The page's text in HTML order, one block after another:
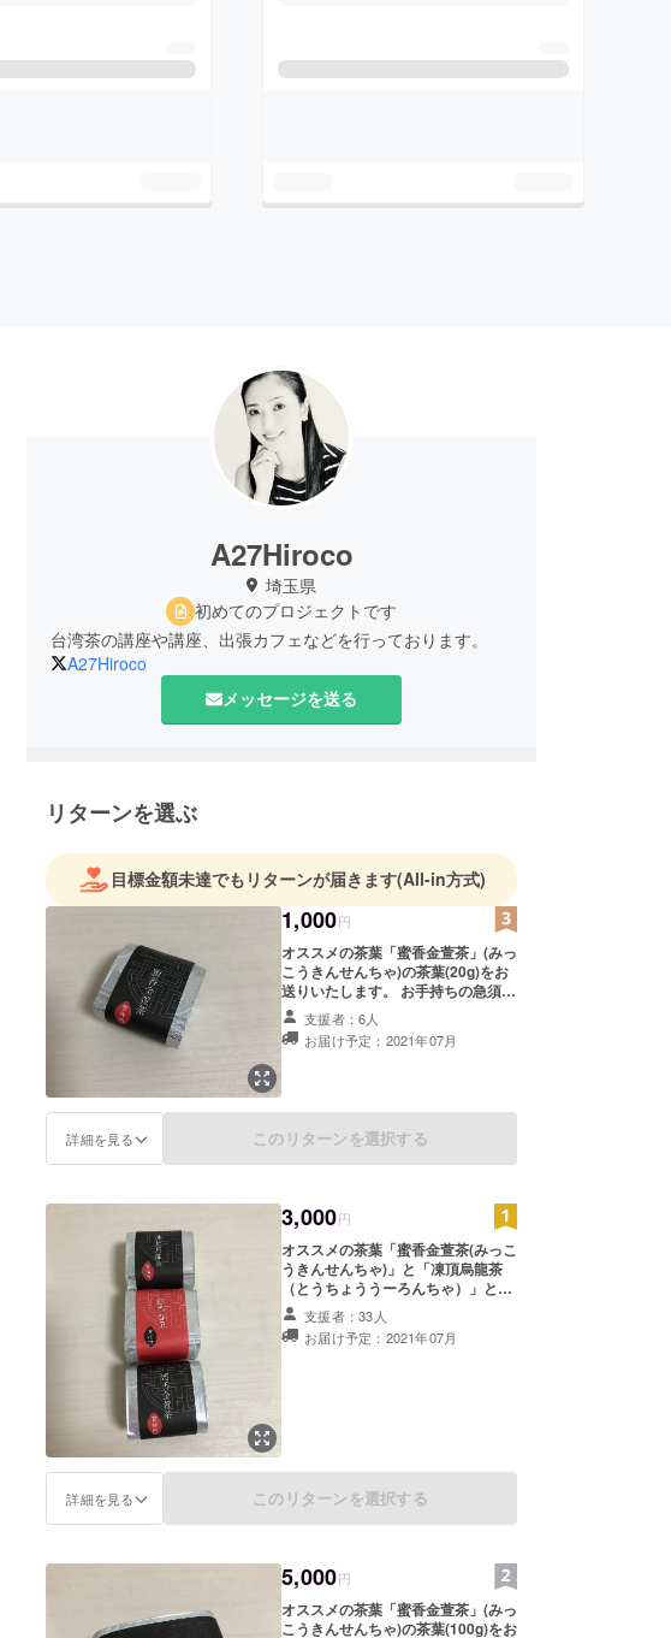
A27Hiroco
埼玉県
初めてのプロジェクトです
台湾茶の講座や講座、出張カフェなどを行っております。
A27Hiroco
メッセージを送る
リターンを選ぶ
目標金額未達でもリターンが届きます(All-in方式)
1,000円
オススメの茶葉「蜜香金萱茶」(みっ
こうきんせんちゃ)の茶葉(20g)をお
送りいたします。 お手持ちの急須や
ティーポット、マグカップでも飲め
ます。支援者：6人
お届け予定：2021年07月
詳細を見る このリターンを選択する
3,000円
オススメの茶葉「蜜香金萱茶(みっこ
うきんせんちゃ)」と「凍頂烏龍茶
（とうちょううーろんちゃ）」と
「四季春茶（しきはるちゃ）」、そ
れぞれ20gをお送りいたします。飲
み比べてお楽しみください。 お手持
支援者：33人
お届け予定：2021年07月
詳細を見る このリターンを選択する
5,000円
オススメの茶葉「蜜香金萱茶」(みっ
こうきんせんちゃ)の茶葉(100g)をお